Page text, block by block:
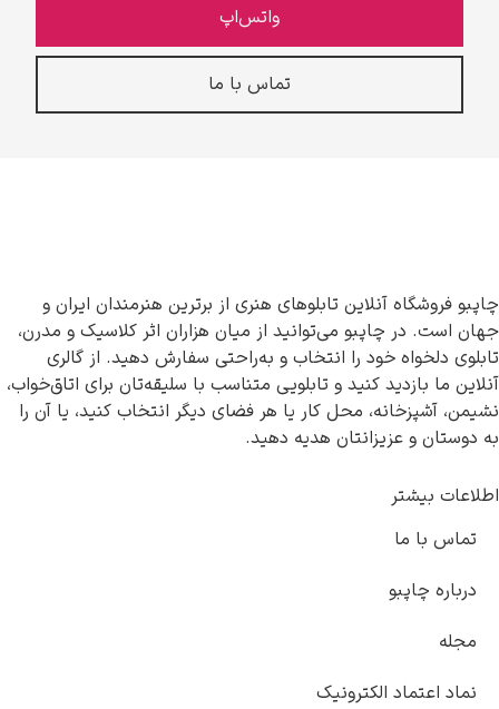
واتس‌اپ
تماس با ما
چاپبو فروشگاه آنلاین تابلوهای هنری از برترین هنرمندان ایران و
جهان است. در چاپبو می‌توانید از میان هزاران اثر کلاسیک و مدرن،
تابلوی دلخواه خود را انتخاب و به‌راحتی سفارش دهید. از گالری
آنلاین ما بازدید کنید و تابلویی متناسب با سلیقه‌تان برای اتاق‌خواب،
نشیمن، آشپزخانه، محل کار یا هر فضای دیگر انتخاب کنید، یا آن را
به دوستان و عزیزانتان هدیه دهید.
اطلاعات بیشتر
تماس با ما
درباره چاپبو
مجله
نماد اعتماد الکترونیک